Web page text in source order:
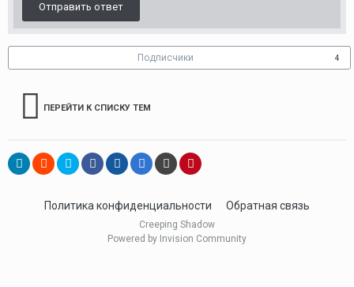
Отправить ответ
Подписчики 4
ПЕРЕЙТИ К СПИСКУ ТЕМ
Политика конфиденциальности Обратная связь
Creeping Shadow
Powered by Invision Community